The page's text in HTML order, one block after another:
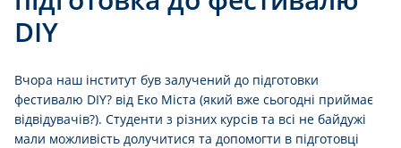
DIY
Вчора наш інститут був залучений до підготовки
фестивалю DIY? від Еко Міста (який вже сьогодні приймає
відвідувачів?). Студенти з різних курсів та всі не байдужі
мали можливість долучитися та допомогти в підготовці